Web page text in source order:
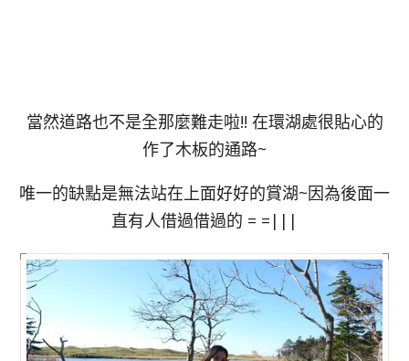
當然道路也不是全那麼難走啦!! 在環湖處很貼心的
作了木板的通路~
唯一的缺點是無法站在上面好好的賞湖~因為後面一
直有人借過借過的 = =|||